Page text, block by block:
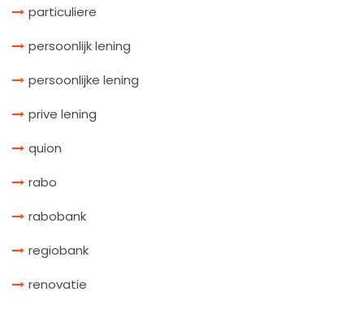
particuliere
persoonlijk lening
persoonlijke lening
prive lening
quion
rabo
rabobank
regiobank
renovatie